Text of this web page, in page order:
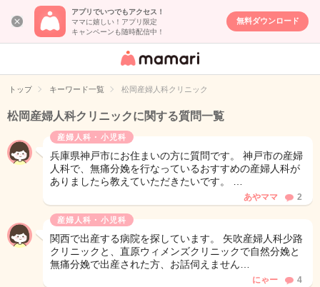
アプリでいつでもアクセス！
ママに嬉しい！アプリ限定
キャンペーンも随時配信中！
無料ダウンロード
女性専用匿名QA
イト
トップ キーワード一覧 松岡産婦人科クリニック
松岡産婦人科クリニックに関する質問一覧
産婦人科・小児科
兵庫県神戸市にお住まいの方に質問です。 神戸市の産婦
人科で、無痛分娩を行なっているおすすめの産婦人科が
ありましたら教えていただきたいです。 …
あやママ 2
産婦人科・小児科
関西で出産する病院を探しています。 矢吹産婦人科少路
クリニックと、直原ウィメンズクリニックで自然分娩と
無痛分娩で出産された方、お話伺えません…
にゃー 4